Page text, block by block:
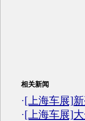
相关新闻
·[上海车展]
·[上海车展]